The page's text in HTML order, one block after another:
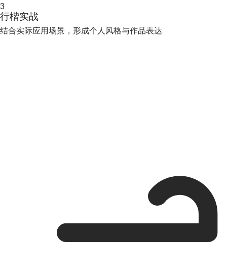
3
行楷实战
结合实际应用场景，形成个人风格与作品表达